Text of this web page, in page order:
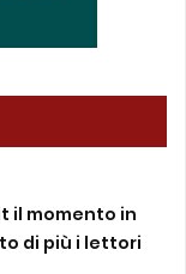
il momento in
di più i lettori